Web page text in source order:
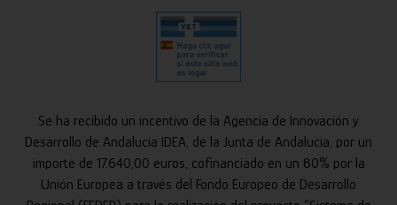
Se ha recibido un incentivo de la Agencia de Innovación y
Desarrollo de Andalucía IDEA, de la Junta de Andalucía, por un
importe de 17.640,00 euros, cofinanciado en un 80% por la
Unión Europea a través del Fondo Europeo de Desarrollo